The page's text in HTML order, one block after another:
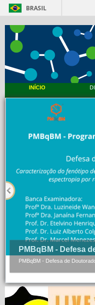
BRASIL
INÍCIO
PMBqBM - Defesa
PMBqBM - Defesa de